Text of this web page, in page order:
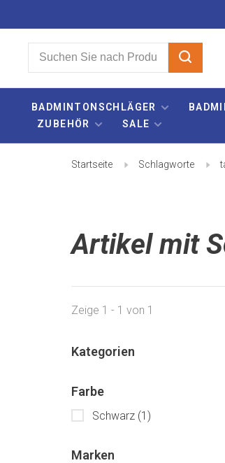
BADMINTONSCHLÄGER
ZUBEHÖR
SALE
Startseite Schlagworte
Artikel mit
Zeige 1 - 1 von 1
Kategorien
Farbe
Schwarz (1)
Marken